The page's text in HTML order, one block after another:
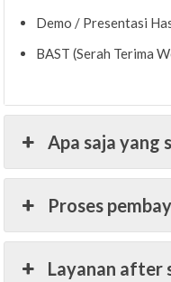
Demo / Presentasi
BAST (Serah Terima
Apa saja yang
Proses
Layanan after